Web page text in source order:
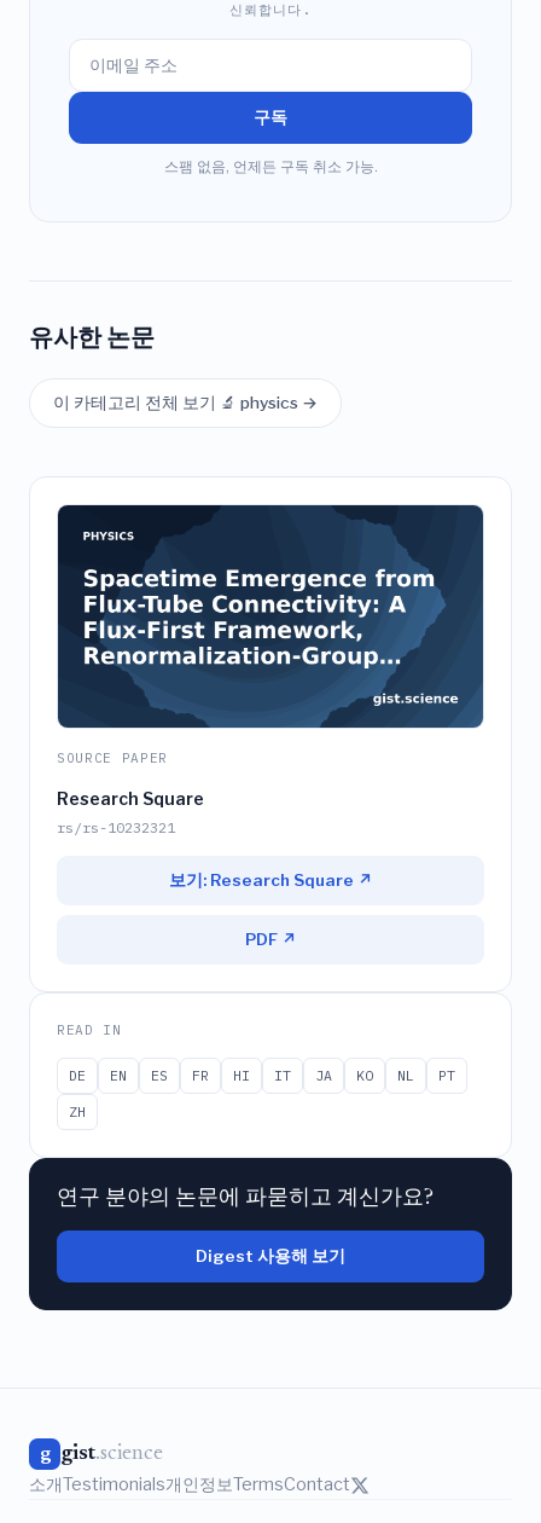
신뢰합니다.
구독
스팸 없음, 언제든 구독 취소 가능.
유사한 논문
이 카테고리 전체 보기 🔬 physics →
SOURCE PAPER
Research Square
rs/rs-10232321
보기: Research Square ↗
PDF ↗
READ IN
DE EN ES FR HI IT JA KO NL
PT
ZH
연구 분야의 논문에 파묻히고 계신가요?
Digest 사용해 보기
g gist.science
소개Testimonials개인정보TermsContact